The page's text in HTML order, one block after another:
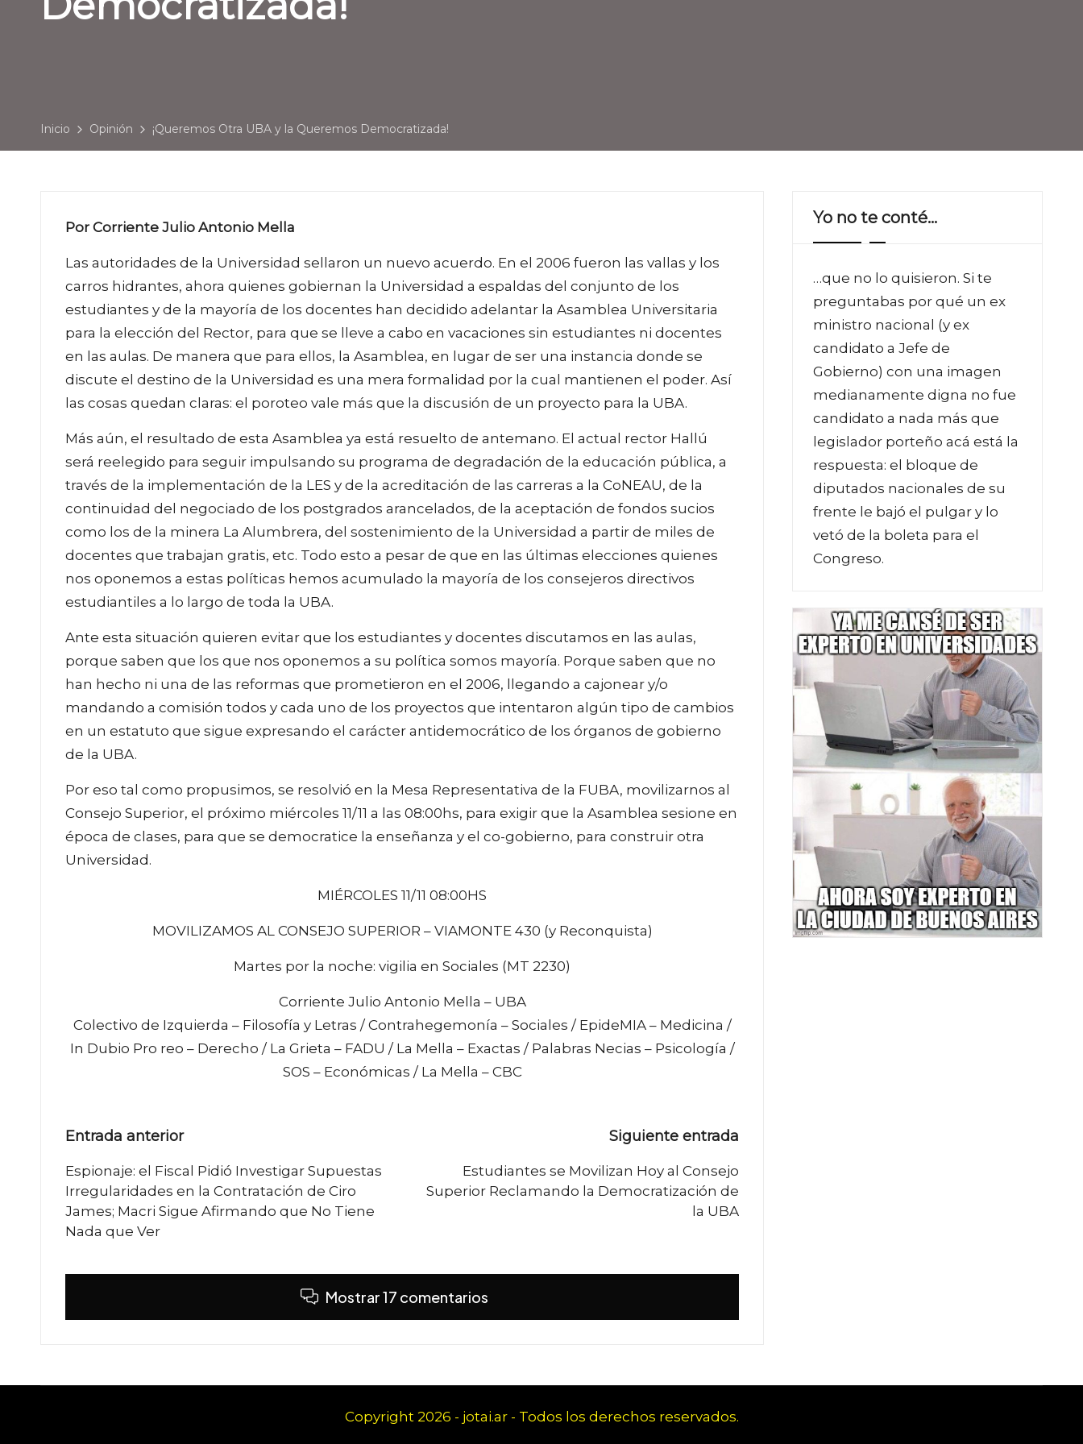
Inicio Opinión ¡Queremos Otra UBA y la Queremos Democratizada!
Por Corriente Julio Antonio Mella
Las autoridades de la Universidad sellaron un nuevo acuerdo. En el 2006 fueron las vallas y los
carros hidrantes, ahora quienes gobiernan la Universidad a espaldas del conjunto de los
estudiantes y de la mayoría de los docentes han decidido adelantar la Asamblea Universitaria
para la elección del Rector, para que se lleve a cabo en vacaciones sin estudiantes ni docentes
en las aulas. De manera que para ellos, la Asamblea, en lugar de ser una instancia donde se
discute el destino de la Universidad es una mera formalidad por la cual mantienen el poder. Así
las cosas quedan claras: el poroteo vale más que la discusión de un proyecto para la UBA.
Más aún, el resultado de esta Asamblea ya está resuelto de antemano. El actual rector Hallú
será reelegido para seguir impulsando su programa de degradación de la educación pública, a
través de la implementación de la LES y de la acreditación de las carreras a la CoNEAU, de la
continuidad del negociado de los postgrados arancelados, de la aceptación de fondos sucios
como los de la minera La Alumbrera, del sostenimiento de la Universidad a partir de miles de
docentes que trabajan gratis, etc. Todo esto a pesar de que en las últimas elecciones quienes
nos oponemos a estas políticas hemos acumulado la mayoría de los consejeros directivos
estudiantiles a lo largo de toda la UBA.
Ante esta situación quieren evitar que los estudiantes y docentes discutamos en las aulas,
porque saben que los que nos oponemos a su política somos mayoría. Porque saben que no
han hecho ni una de las reformas que prometieron en el 2006, llegando a cajonear y/o
mandando a comisión todos y cada uno de los proyectos que intentaron algún tipo de cambios
en un estatuto que sigue expresando el carácter antidemocrático de los órganos de gobierno
de la UBA.
Por eso tal como propusimos, se resolvió en la Mesa Representativa de la FUBA, movilizarnos al
Consejo Superior, el próximo miércoles 11/11 a las 08:00hs, para exigir que la Asamblea sesione en
época de clases, para que se democratice la enseñanza y el co-gobierno, para construir otra
Universidad.
MIÉRCOLES 11/11 08:00HS
MOVILIZAMOS AL CONSEJO SUPERIOR – VIAMONTE 430 (y Reconquista)
Martes por la noche: vigilia en Sociales (MT 2230)
Corriente Julio Antonio Mella – UBA
Colectivo de Izquierda – Filosofía y Letras / Contrahegemonía – Sociales / EpideMIA – Medicina /
In Dubio Pro reo – Derecho / La Grieta – FADU / La Mella – Exactas / Palabras Necias – Psicología /
SOS – Económicas / La Mella – CBC
Navegación
de
entradas
Entrada anterior
Espionaje: el Fiscal Pidió Investigar Supuestas
Irregularidades en la Contratación de Ciro
James; Macri Sigue Afirmando que No Tiene
Nada que Ver
Siguiente entrada
Estudiantes se Movilizan Hoy al Consejo
Superior Reclamando la Democratización de
la UBA
Mostrar 17 comentarios
Yo no te conté…
…que no lo quisieron. Si te
preguntabas por qué un ex
ministro nacional (y ex
candidato a Jefe de
Gobierno) con una imagen
medianamente digna no fue
candidato a nada más que
legislador porteño acá está la
respuesta: el bloque de
diputados nacionales de su
frente le bajó el pulgar y lo
vetó de la boleta para el
Congreso.
Copyright 2026 - jotai.ar - Todos los derechos reservados.